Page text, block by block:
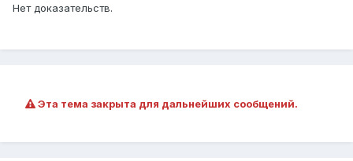
Нет доказательств.
Эта тема закрыта для дальнейших сообщений.